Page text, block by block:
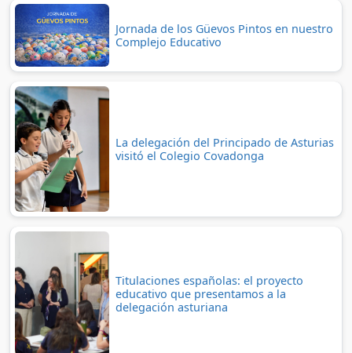
Jornada de los Güevos Pintos en nuestro
Complejo Educativo
La delegación del Principado de Asturias
visitó el Colegio Covadonga
Titulaciones españolas: el proyecto
educativo que presentamos a la
delegación asturiana